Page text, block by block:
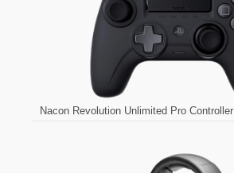
Nacon Revolution Unlimited Pro Controller